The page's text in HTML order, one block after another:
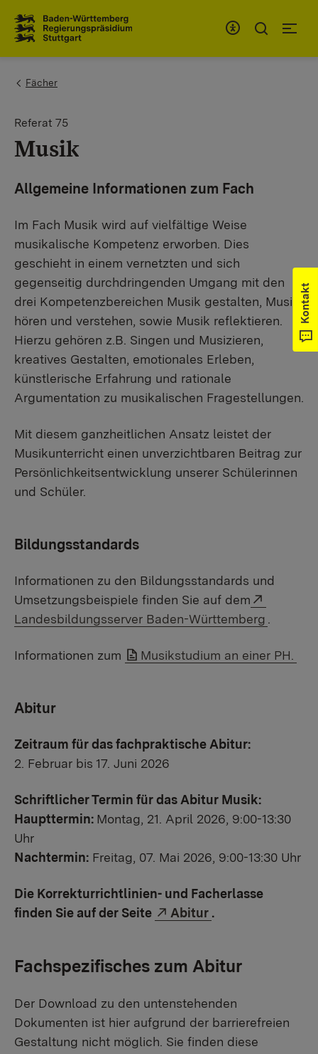
You are here:
Fächer
Referat 75
Musik
Allgemeine Informationen zum Fach
Im Fach Musik wird auf vielfältige Weise
musikalische Kompetenz erworben. Dies
geschieht in einem vernetzten und sich
gegenseitig durchdringenden Umgang mit den
drei Kompetenzbereichen Musik gestalten, Musik
hören und verstehen, sowie Musik reflektieren.
Hierzu gehören z.B. Singen und Musizieren,
kreatives Gestalten, emotionales Erleben,
künstlerische Erfahrung und rationale
Argumentation zu musikalischen Fragestellungen.
Mit diesem ganzheitlichen Ansatz leistet der
Musikunterricht einen unverzichtbaren Beitrag zur
Persönlichkeitsentwicklung unserer Schülerinnen
und Schüler.
Bildungsstandards
Informationen zu den Bildungsstandards und
Umsetzungsbeispiele finden Sie auf dem
Landesbildungsserver Baden-Württemberg
Informationen zum Link auf Datei:
Musikstudium an einer PH.
Abitur
Zeitraum für das fachpraktische Abitur:
2. Februar bis 17. Juni 2026
Schriftlicher Termin für das Abitur Musik:
Haupttermin: Montag, 21. April 2026, 9:00-13:30
Uhr
Nachtermin: Freitag, 07. Mai 2026, 9:00-13:30 Uhr
Die Korrekturrichtlinien- und Facherlasse
finden Sie auf der Seite
Externer Link:
Abitur .
Fachspezifisches zum Abitur
Der Download zu den untenstehenden
Dokumenten ist hier aufgrund der barrierefreien
Gestaltung nicht möglich. Sie finden diese
Kontakt